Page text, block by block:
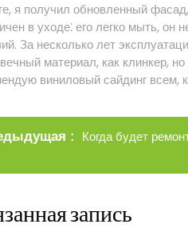
я получил обновленный
в уходе⁚ его легко мыть,
За несколько лет
материал, как клинкер,
виниловый сайдинг всем,
Старые
Когда будет
запись